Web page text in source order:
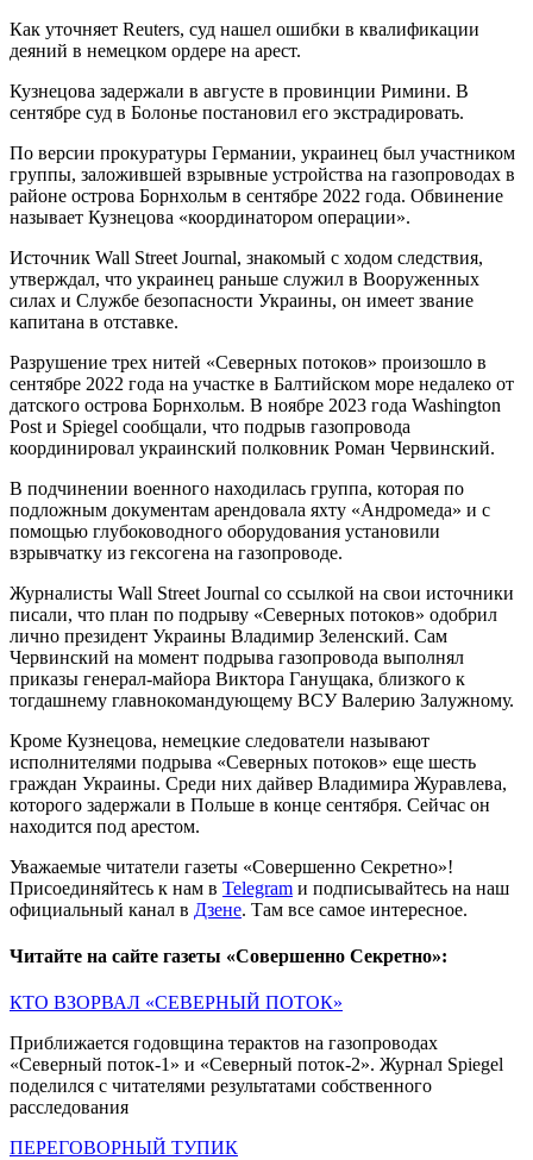
Как уточняет Reuters, суд нашел ошибки в квалификации
деяний в немецком ордере на арест.
Кузнецова задержали в августе в провинции Римини. В
сентябре суд в Болонье постановил его экстрадировать.
По версии прокуратуры Германии, украинец был участником
группы, заложившей взрывные устройства на газопроводах в
районе острова Борнхольм в сентябре 2022 года. Обвинение
называет Кузнецова «координатором операции».
Источник Wall Street Journal, знакомый с ходом следствия,
утверждал, что украинец раньше служил в Вооруженных
силах и Службе безопасности Украины, он имеет звание
капитана в отставке.
Разрушение трех нитей «Северных потоков» произошло в
сентябре 2022 года на участке в Балтийском море недалеко от
датского острова Борнхольм. В ноябре 2023 года Washington
Post и Spiegel сообщали, что подрыв газопровода
координировал украинский полковник Роман Червинский.
В подчинении военного находилась группа, которая по
подложным документам арендовала яхту «Андромеда» и с
помощью глубоководного оборудования установили
взрывчатку из гексогена на газопроводе.
Журналисты Wall Street Journal со ссылкой на свои источники
писали, что план по подрыву «Северных потоков» одобрил
лично президент Украины Владимир Зеленский. Сам
Червинский на момент подрыва газопровода выполнял
приказы генерал-майора Виктора Ганущака, близкого к
тогдашнему главнокомандующему ВСУ Валерию Залужному.
Кроме Кузнецова, немецкие следователи называют
исполнителями подрыва «Северных потоков» еще шесть
граждан Украины. Среди них дайвер Владимира Журавлева,
которого задержали в Польше в конце сентября. Сейчас он
находится под арестом.
Уважаемые читатели газеты «Совершенно Секретно»!
Присоединяйтесь к нам в Telegram и подписывайтесь на наш
официальный канал в Дзене. Там все самое интересное.
Читайте на сайте газеты «Совершенно Секретно»:
КТО ВЗОРВАЛ «СЕВЕРНЫЙ ПОТОК»
Приближается годовщина терактов на газопроводах
«Северный поток-1» и «Северный поток-2». Журнал Spiegel
поделился с читателями результатами собственного
расследования
ПЕРЕГОВОРНЫЙ ТУПИК